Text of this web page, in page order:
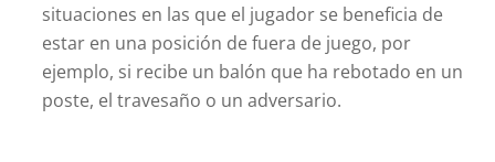
situaciones en las que el jugador se beneficia de
estar en una posición de fuera de juego, por
ejemplo, si recibe un balón que ha rebotado en un
poste, el travesaño o un adversario.